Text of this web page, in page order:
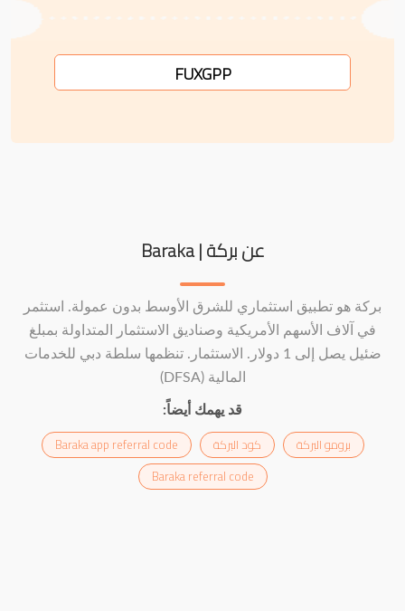
FUXGPP
عن بركة | Baraka
بركة هو تطبيق استثماري للشرق الأوسط بدون عمولة. استثمر
في آلاف الأسهم الأمريكية وصناديق الاستثمار المتداولة بمبلغ
ضئيل يصل إلى 1 دولار. الاستثمار. تنظمها سلطة دبي للخدمات
المالية (DFSA)
قد يهمك أيضاً:
برومو البركة كود البركة
Baraka app referral code
Baraka referral code